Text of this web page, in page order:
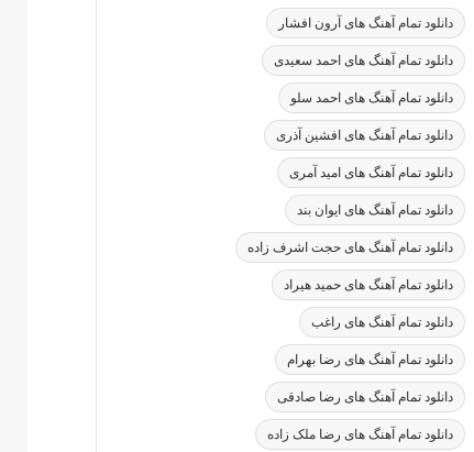
دانلود تمام آهنگ های آرون افشار
دانلود تمام آهنگ های احمد سعیدی
دانلود تمام آهنگ های احمد سلو
دانلود تمام آهنگ های افشین آذری
دانلود تمام آهنگ های امید آمری
دانلود تمام آهنگ های ایوان بند
دانلود تمام آهنگ های حجت اشرف زاده
دانلود تمام آهنگ های حمید هیراد
دانلود تمام آهنگ های راغب
دانلود تمام آهنگ های رضا بهرام
دانلود تمام آهنگ های رضا صادقی
دانلود تمام آهنگ های رضا ملک زاده